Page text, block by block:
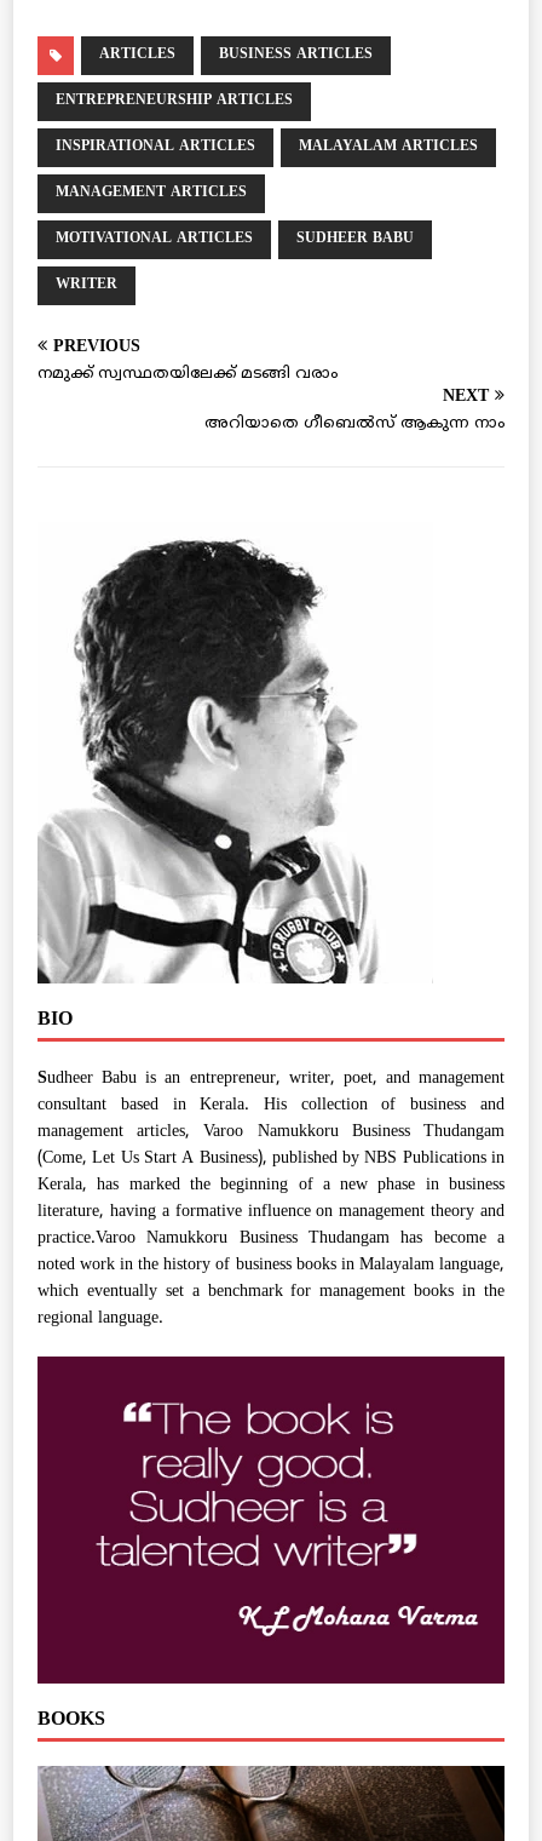
ARTICLES BUSINESS ARTICLES
ENTREPRENEURSHIP ARTICLES
INSPIRATIONAL ARTICLES MALAYALAM ARTICLES
MANAGEMENT ARTICLES
MOTIVATIONAL ARTICLES SUDHEER BABU
WRITER
PREVIOUS
നമുക്ക് സ്വസ്ഥതയിലേക്ക് മടങ്ങി വരാം
NEXT
അറിയാതെ ഗീബെല്‍സ് ആകുന്ന നാം
BIO
Sudheer Babu is an entrepreneur, writer, poet, and management
consultant based in Kerala. His collection of business and
management articles, Varoo Namukkoru Business Thudangam
(Come, Let Us Start A Business), published by NBS Publications in
Kerala, has marked the beginning of a new phase in business
literature, having a formative influence on management theory and
practice.Varoo Namukkoru Business Thudangam has become a
noted work in the history of business books in Malayalam language,
which eventually set a benchmark for management books in the
regional language.
BOOKS